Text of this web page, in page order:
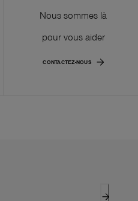
Nous sommes là
pour vous aider
CONTACTEZ-NOUS